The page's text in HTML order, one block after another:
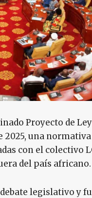
Proyecto de
2025, una
con el colectivo
del país africano.
legislativo y